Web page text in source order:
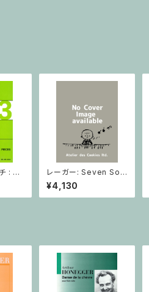
: 2
ピア
品 /
アノ
レーガー: Seven Son
atas op. 91 Heft 2 /
ヴァイオリン
¥4,130